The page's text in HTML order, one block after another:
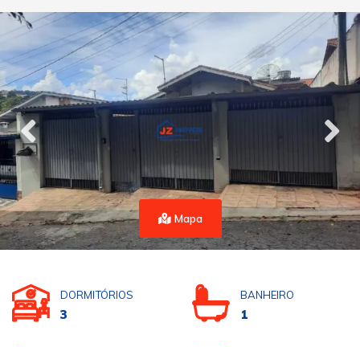
Mapa
DORMITÓRIOS
3
BANHEIRO
1